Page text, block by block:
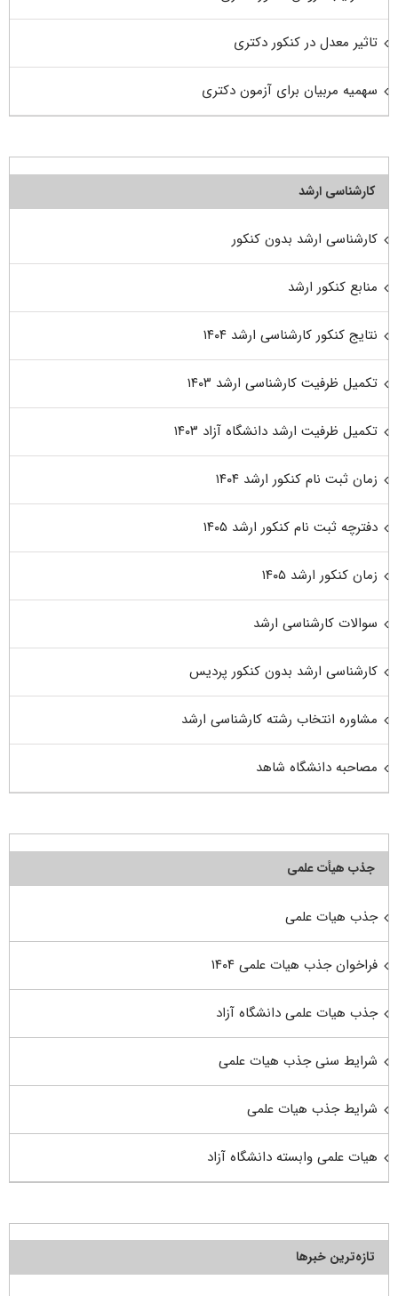
تاثیر معدل در کنکور دکتری
سهمیه مربیان برای آزمون دکتری
کارشناسی ارشد
کارشناسی ارشد بدون کنکور
منابع کنکور ارشد
نتایج کنکور کارشناسی ارشد ۱۴۰۴
تکمیل ظرفیت کارشناسی ارشد ۱۴۰۳
تکمیل ظرفیت ارشد دانشگاه آزاد ۱۴۰۳
زمان ثبت نام کنکور ارشد ۱۴۰۴
دفترچه ثبت نام کنکور ارشد ۱۴۰۵
زمان کنکور ارشد ۱۴۰۵
سوالات کارشناسی ارشد
کارشناسی ارشد بدون کنکور پردیس
مشاوره انتخاب رشته کارشناسی ارشد
مصاحبه دانشگاه شاهد
جذب هیأت علمی
جذب هیات علمی
فراخوان جذب هیات علمی ۱۴۰۴
جذب هیات علمی دانشگاه آزاد
شرایط سنی جذب هیات علمی
شرایط جذب هیات علمی
هیات علمی وابسته دانشگاه آزاد
تازه‌ترین خبرها